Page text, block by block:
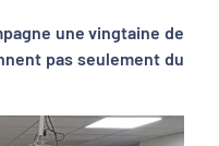
une vingtaine de
pas seulement du